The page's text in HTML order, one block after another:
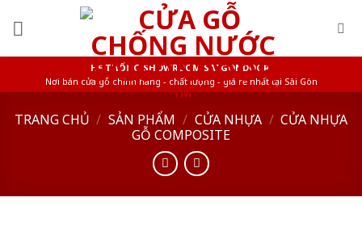
HỆ THỐNG SHOWROOM SAIGONDOOR
Nơi bán cửa gỗ chính hãng - chất lượng - giá rẻ nhất tại Sài Gòn
TRANG CHỦ / SẢN PHẨM / CỬA NHỰA / CỬA NHỰA
GỖ COMPOSITE